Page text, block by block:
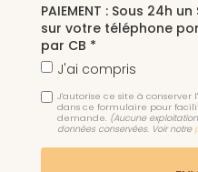
PAIEMENT : Sous 24h
sur votre téléphone
par CB *
J'ai compris
J'autorise ce site à conserver
dans ce formulaire pour
demande. (Aucune
données conservées. Voir notre